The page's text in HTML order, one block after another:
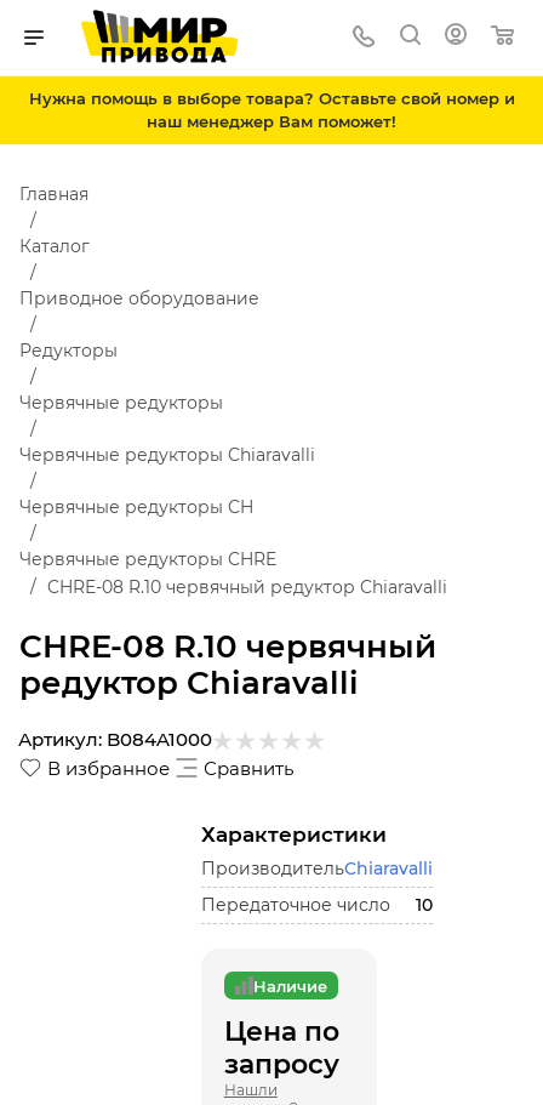
Нужна помощь в выборе товара? Оставьте свой номер и
наш менеджер Вам поможет!
CHRE-08 R.10 червячный
редуктор Chiaravalli
Главная
Каталог
Приводное оборудование
Редукторы
Червячные редукторы
Червячные редукторы Chiaravalli
Червячные редукторы CH
Червячные редукторы CHRE
CHRE-08 R.10 червячный редуктор Chiaravalli
В избранное Сравнить
Артикул: B084A1000
Характеристики
ПроизводительChiaravalli
Передаточное число
10
Наличие
Цена по
запросу
Нашли